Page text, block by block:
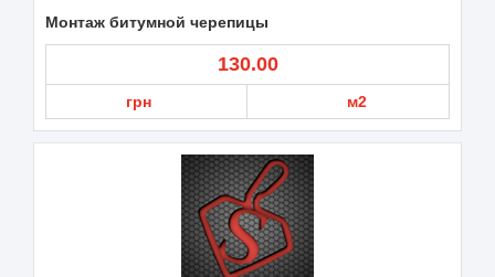
Монтаж битумной черепицы
130.00
грн м2